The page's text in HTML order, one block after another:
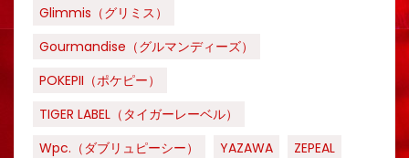
Glimmis（グリミス）
Gourmandise（グルマンディーズ）
POKEPII（ポケピー）
TIGER LABEL（タイガーレーベル）
Wpc.（ダブリュピーシー）
YAZAWA
ZEPEAL